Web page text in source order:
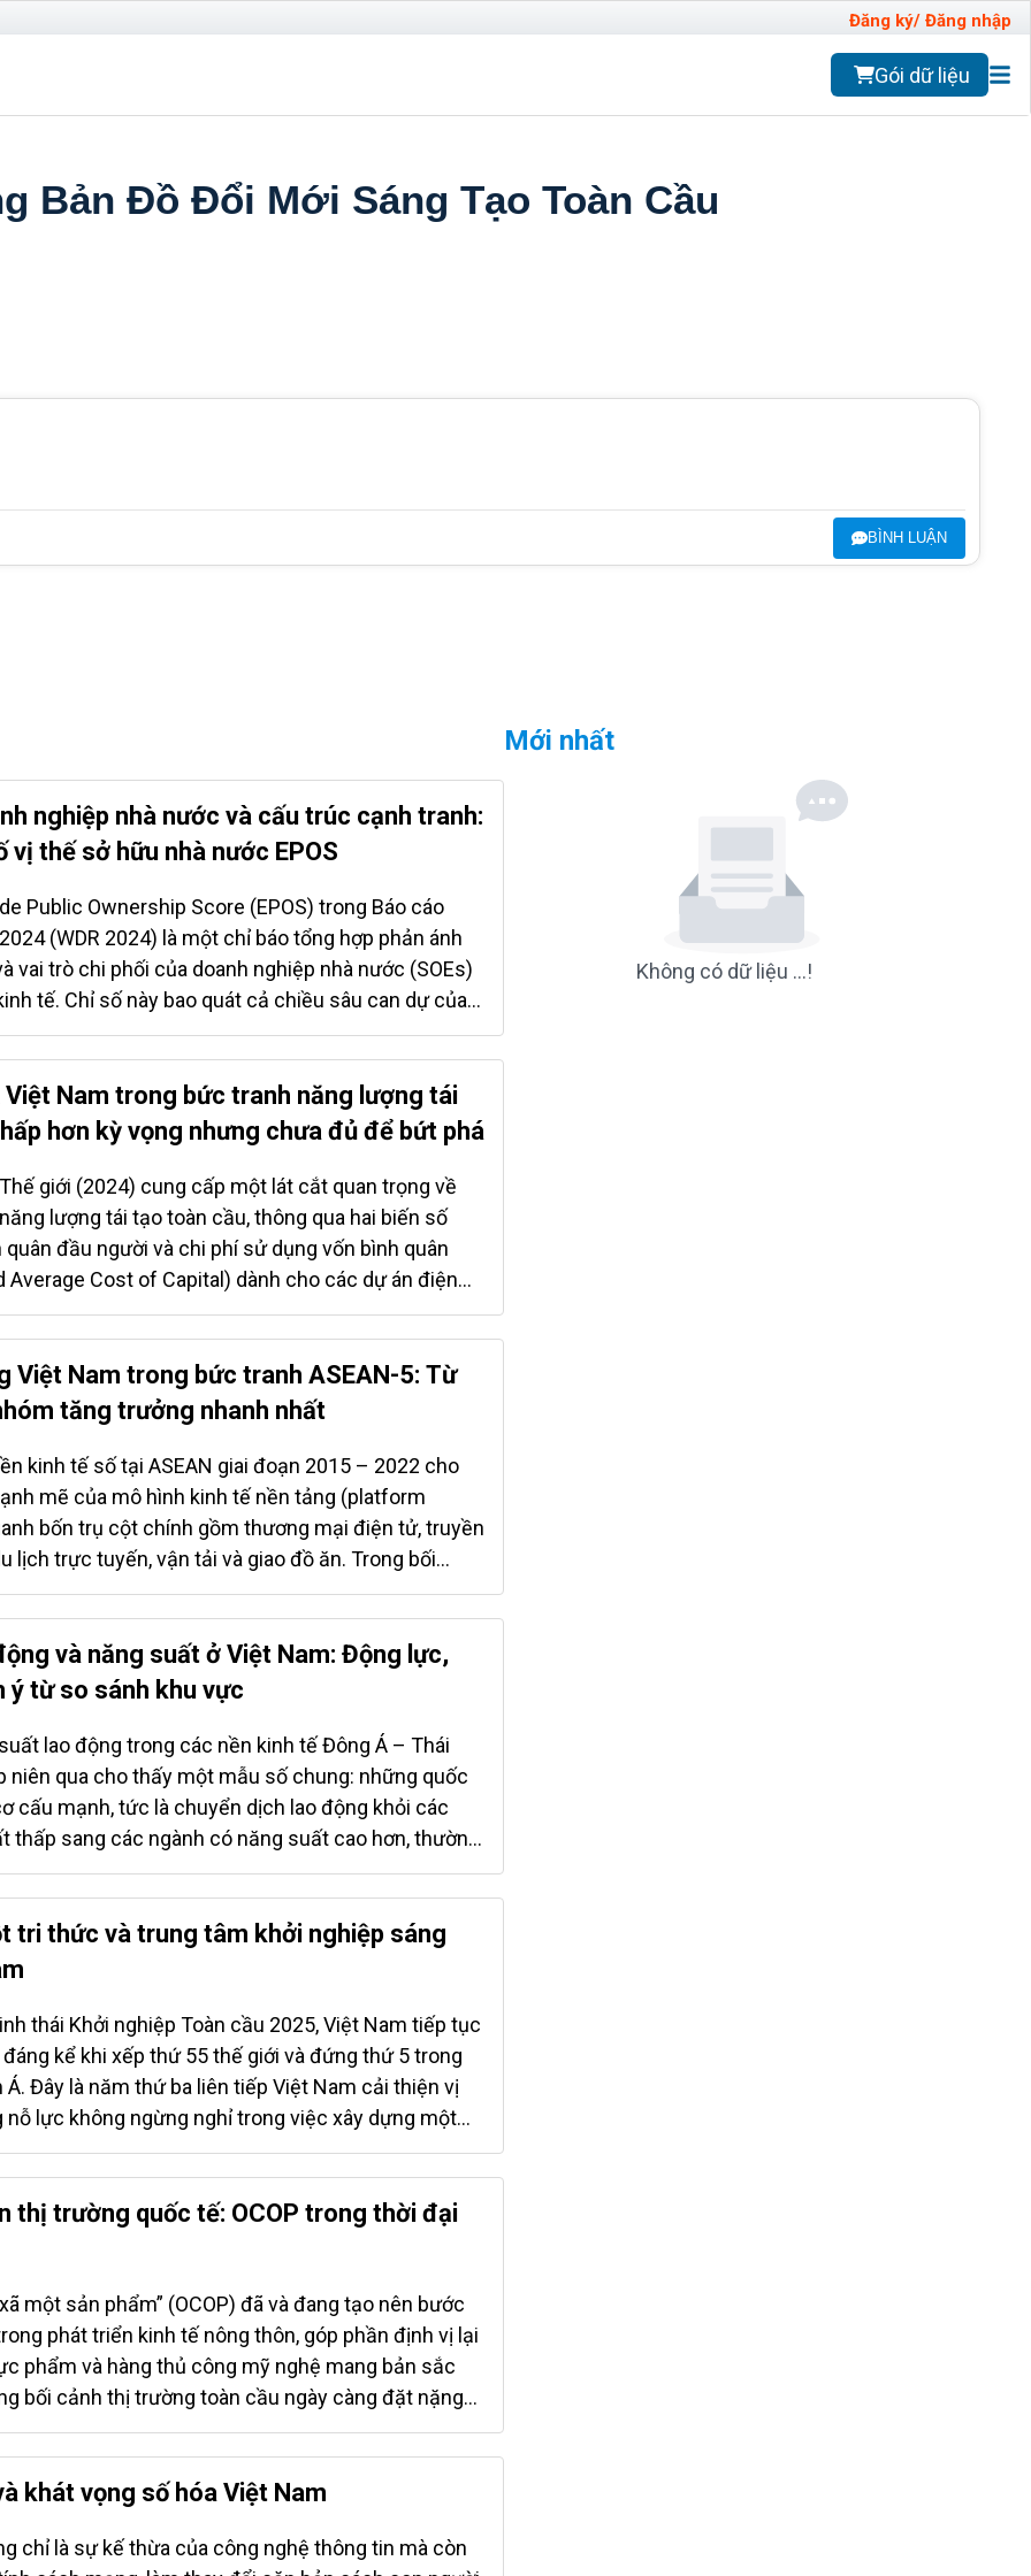
Đăng ký/ Đăng nhập
Gói dữ liệu
Bản Đồ Đổi Mới Sáng Tạo Toàn Cầu
BÌNH LUẬN
nghiệp nhà nước và cấu trúc cạnh tranh:
vị thế sở hữu nhà nước EPOS
Public Ownership Score (EPOS) trong Báo cáo
(WDR 2024) là một chỉ báo tổng hợp phản ánh
vai trò chi phối của doanh nghiệp nhà nước (SOEs)
tế. Chỉ số này bao quát cả chiều sâu can dự của
sản xuất hàng hóa, dịch vụ, mức độ kiểm soát
các công cụ quản lý và cấp phép, cũng như chất
cạnh tranh và giám sát thị trường. Điểm số cao cho
ba đặc trưng: (i) phạm vi hoạt động của SOEs rộng,
đối cao, khiến cạnh tranh bị kìm hãm và thị trường
Vì vậy, chỉ số này hàm ý trực tiếp về hiệu quả
lực đổi mới sáng tạo và khả năng tăng trưởng
và dài hạn. Ở góc độ rộng hơn, EPOS là một thước
Việt Nam trong bức tranh năng lượng tái
hơn kỳ vọng nhưng chưa đủ để bứt phá
giới (2024) cung cấp một lát cắt quan trọng về
lượng tái tạo toàn cầu, thông qua hai biến số
quân đầu người và chi phí sử dụng vốn bình quân
Average Cost of Capital) dành cho các dự án điện
Đây là cặp biến phản ánh trực tiếp năng lực phát
của từng quốc gia, bởi GDP/người cho biết mức
– xã hội, còn WACC quyết định chi phí huy động
trong tổng chi phí sản xuất điện tái tạo. Điểm
WACC khoảng 7%, tương đương mức trung bình
nhập trung bình và thậm chí thấp hơn nhiều
tương đương hoặc cao hơn. Điều này cho thấy nhà
giá Việt Nam là thị trường có mức rủi ro chấp
sự ổn định...
Việt Nam trong bức tranh ASEAN-5: Từ
tăng trưởng nhanh nhất
kinh tế số tại ASEAN giai đoạn 2015 – 2022 cho
mẽ của mô hình kinh tế nền tảng (platform
bốn trụ cột chính gồm thương mại điện tử, truyền
lịch trực tuyến, vận tải và giao đồ ăn. Trong bối
Lan bước vào cuộc chơi sớm hơn với lợi thế về
thị trường du lịch, Việt Nam khởi đầu ở mức thấp
lẫn độ sâu của hệ sinh thái số. Tuy vậy, chính
một trong những câu chuyện tăng trưởng ấn
của nền kinh tế nền tảng Việt Nam đã tăng lên 23,3
tức tăng hơn 6,6 lần chỉ trong bảy năm. Mức tăng
về giá trị tuyệt đối, nhưng nếu xét theo tốc
đối, Việt Nam nằm trong nhóm tăng nhanh nhất
Philippines...
và năng suất ở Việt Nam: Động lực,
ý từ so sánh khu vực
lao động trong các nền kinh tế Đông Á – Thái
niên qua cho thấy một mẫu số chung: những quốc
cấu mạnh, tức là chuyển dịch lao động khỏi các
thấp sang các ngành có năng suất cao hơn, thường
năng suất vượt trội. Việt Nam là một ví dụ tiêu
1991 – 2018 cho thấy tái cơ cấu đã đóng góp
suất của Việt Nam, với những động lực khác biệt
Việt Nam vào nhóm nền kinh tế dịch chuyển
nhờ tái cơ cấu. Việt Nam ghi nhận mức đóng góp rất
lao động sang các ngành phi nông nghiệp, đặc
nghiệp. Số liệu cho thấy khu vực dịch vụ đóng
trăm vào tăng năng suất, trong khi công nghiệp chế
phần...
tri thức và trung tâm khởi nghiệp sáng
thái Khởi nghiệp Toàn cầu 2025, Việt Nam tiếp tục
kể khi xếp thứ 55 thế giới và đứng thứ 5 trong
Đây là năm thứ ba liên tiếp Việt Nam cải thiện vị
nỗ lực không ngừng nghỉ trong việc xây dựng một
nghiệp minh bạch, thuận lợi và mang tính cạnh
lớn của Việt Nam – Hà Nội, TP. Hồ Chí Minh và
bước chuyển mình rõ rệt, khẳng định vai trò
khu vực. TP. Hồ Chí Minh lần đầu góp mặt
cầu, tiếp tục khẳng định vị thế là trung tâm đầu
mới sáng tạo. Đặc biệt, Đà Nẵng gây ấn tượng
bậc, đứng thứ 766 thế giới – một bước tiến cho
năng động của thành phố miền...
thị trường quốc tế: OCOP trong thời đại
một sản phẩm” (OCOP) đã và đang tạo nên bước
phát triển kinh tế nông thôn, góp phần định vị lại
phẩm và hàng thủ công mỹ nghệ mang bản sắc
bối cảnh thị trường toàn cầu ngày càng đặt nặng
vững, việc gắn kết chương trình OCOP với các tiêu
(Environmental), xã hội (Social) và quản trị
trở thành yêu cầu tất yếu để các sản phẩm OCOP
đã có hơn 14.600 sản phẩm OCOP đạt chuẩn
khát vọng số hóa Việt Nam
chỉ là sự kế thừa của công nghệ thông tin mà còn
Mới nhất
Không có dữ liệu ...!